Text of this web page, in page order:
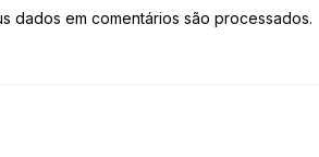
dados em comentários são processados.